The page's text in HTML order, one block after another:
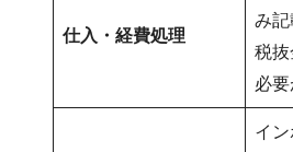
仕入・経費処理
み記
税抜
必要
イ